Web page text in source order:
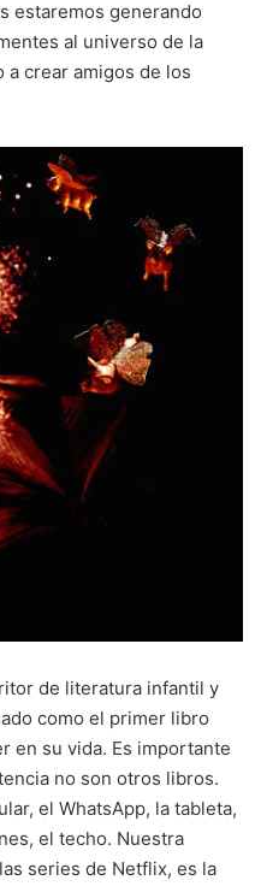
estaremos generando
al universo de la
a crear amigos de los
de literatura infantil y
como el primer libro
en su vida. Es importante
no son otros libros.
el WhatsApp, la tableta,
el techo. Nuestra
series de Netflix, es la